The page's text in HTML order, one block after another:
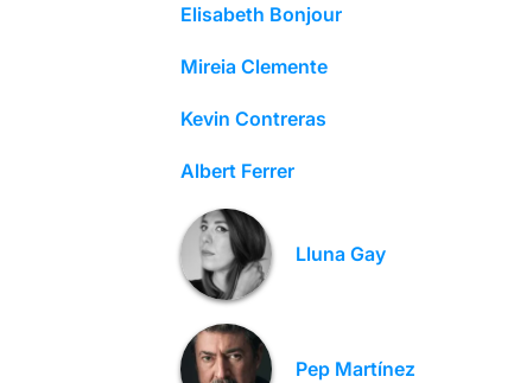
Elisabeth Bonjour
Mireia Clemente
Kevin Contreras
Albert Ferrer
Lluna Gay
Pep Martínez